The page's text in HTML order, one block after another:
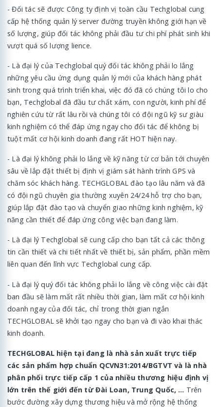
- Đối tác sẽ được Công ty định vị toàn cầu Techglobal cung
cấp hệ thống quản lý server đường truyền không giới hạn về
số lượng, giúp đối tác không phải đầu tư chi phí phát sinh khi
vượt quá số lượng lience.
- Là đại lý của Techglobal quý đối tác không phải lo lắng
những yêu cầu ứng dụng quản lý mới của khách hàng phát
sinh trong quá trình triển khai, việc đó đã có chúng tôi lo cho
bạn, Techglobal đã đầu tư chất xám, con người, kinh phí để
nghiên cứu từ rất lâu rồi và chúng tôi có đội ngũ kỹ sư giàu
kinh nghiệm có thể đáp ứng ngay cho đối tác để không bị
tuột mất cơ hội kinh doanh đang rất HOT hiện nay.
- Là đại lý không phải lo lắng về kỹ năng từ cơ bản tới chuyên
sâu về lắp đặt thiết bị định vị giám sát hành trình GPS và
chăm sóc khách hàng. TECHGLOBAL đào tạo lâu năm và đã
có đội ngũ chuyên gia thường xuyên 24/24 hỗ trợ cho bạn,
giúp lắp đặt đào tạo và chuyển giao những kinh nghiệm, kỹ
năng cần thiết để đáp ứng công việc bạn đang làm.
- Là đại lý Techglobal sẽ cung cấp cho bạn tất cả các thông
tin cần thiết và chi tiết nhất về thiết bị, sản phẩm, phần mềm
liên quan đến lĩnh vực Techglobal cung cấp.
- Là đại lý quý đối tác không phải lo lắng về công việc cài đặt
ban đầu sẽ làm mất rất nhiều thời gian, làm mất cơ hội kinh
doanh ngay của đối tác, chỉ trong thời gian ngắn
TECHGLOBAL sẽ khởi tạo ngay cho bạn và đi vào khai thác
kinh doanh.
TECHGLOBAL hiện tại đang là nhà sản xuất trực tiếp
các sản phẩm hợp chuẩn QCVN31:2014/BGTVT và là nhà
phân phối trực tiếp cấp 1 của nhiều thương hiệu định vị
lớn trên thế giới đến từ Đài Loan, Trung Quốc, … Trên
bước đường xây dựng thương hiệu và mở rộng hệ thống